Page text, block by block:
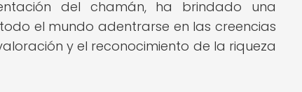
del chamán, ha brindado una
el mundo adentrarse en las creencias
y el reconocimiento de la riqueza